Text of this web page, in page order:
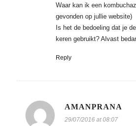
Waar kan ik een
gevonden op jullie website)
Is het de bedoeling dat je
keren gebruikt? Alvast
Reply
AMANPRANA
29/07/2016 at 08:07